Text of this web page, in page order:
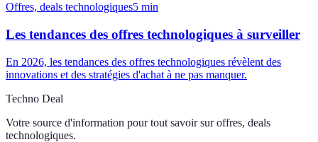
Offres, deals technologiques5 min
Les tendances des offres technologiques à surveiller
En 2026, les tendances des offres technologiques révèlent des
innovations et des stratégies d'achat à ne pas manquer.
Techno Deal
Votre source d'information pour tout savoir sur offres, deals
technologiques.